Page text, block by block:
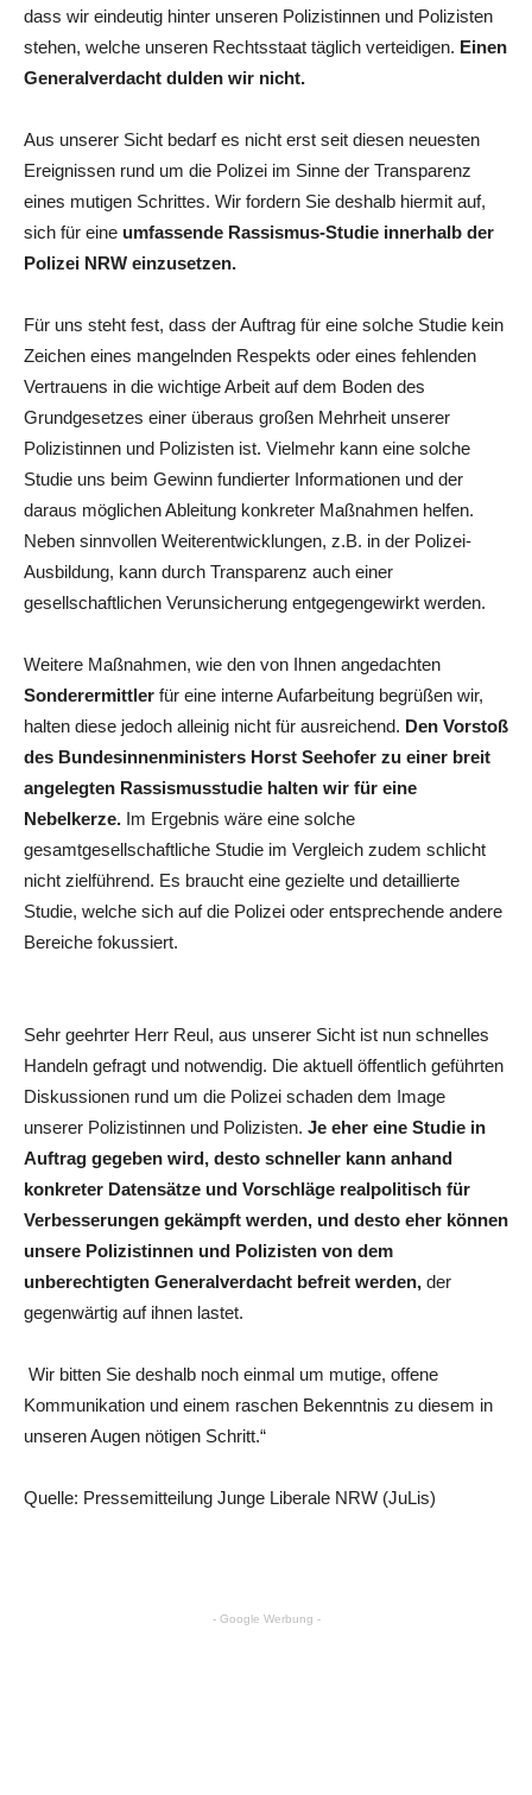
dass wir eindeutig hinter unseren Polizistinnen und Polizisten
stehen, welche unseren Rechtsstaat täglich verteidigen. Einen
Generalverdacht dulden wir nicht.
Aus unserer Sicht bedarf es nicht erst seit diesen neuesten
Ereignissen rund um die Polizei im Sinne der Transparenz
eines mutigen Schrittes. Wir fordern Sie deshalb hiermit auf,
sich für eine umfassende Rassismus-Studie innerhalb der
Polizei NRW einzusetzen.
Für uns steht fest, dass der Auftrag für eine solche Studie kein
Zeichen eines mangelnden Respekts oder eines fehlenden
Vertrauens in die wichtige Arbeit auf dem Boden des
Grundgesetzes einer überaus großen Mehrheit unserer
Polizistinnen und Polizisten ist. Vielmehr kann eine solche
Studie uns beim Gewinn fundierter Informationen und der
daraus möglichen Ableitung konkreter Maßnahmen helfen.
Neben sinnvollen Weiterentwicklungen, z.B. in der Polizei-
Ausbildung, kann durch Transparenz auch einer
gesellschaftlichen Verunsicherung entgegengewirkt werden.
Weitere Maßnahmen, wie den von Ihnen angedachten
Sonderermittler für eine interne Aufarbeitung begrüßen wir,
halten diese jedoch alleinig nicht für ausreichend. Den Vorstoß
des Bundesinnenministers Horst Seehofer zu einer breit
angelegten Rassismusstudie halten wir für eine
Nebelkerze. Im Ergebnis wäre eine solche
gesamtgesellschaftliche Studie im Vergleich zudem schlicht
nicht zielführend. Es braucht eine gezielte und detaillierte
Studie, welche sich auf die Polizei oder entsprechende andere
Bereiche fokussiert.
Sehr geehrter Herr Reul, aus unserer Sicht ist nun schnelles
Handeln gefragt und notwendig. Die aktuell öffentlich geführten
Diskussionen rund um die Polizei schaden dem Image
unserer Polizistinnen und Polizisten. Je eher eine Studie in
Auftrag gegeben wird, desto schneller kann anhand
konkreter Datensätze und Vorschläge realpolitisch für
Verbesserungen gekämpft werden, und desto eher können
unsere Polizistinnen und Polizisten von dem
unberechtigten Generalverdacht befreit werden, der
gegenwärtig auf ihnen lastet.
Wir bitten Sie deshalb noch einmal um mutige, offene
Kommunikation und einem raschen Bekenntnis zu diesem in
unseren Augen nötigen Schritt.“
Quelle: Pressemitteilung Junge Liberale NRW (JuLis)
- Google Werbung -